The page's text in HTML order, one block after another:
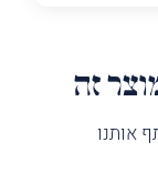
זה
אותנו